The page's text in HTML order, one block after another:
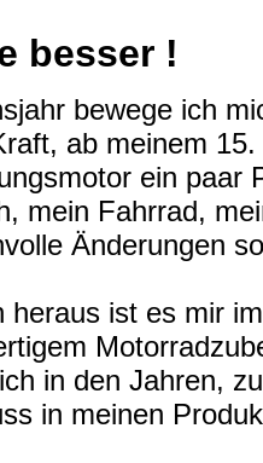
bewege ich
ab meinem
ein paar
mein Fahrrad,
Änderungen
heraus ist es mir
in den Jahren,
in meinen
besser !